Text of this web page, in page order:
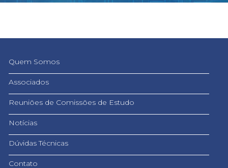
Quem Somos
Associados
Reuniões de Comissões de Estudo
Notícias
Dúvidas Técnicas
Contato